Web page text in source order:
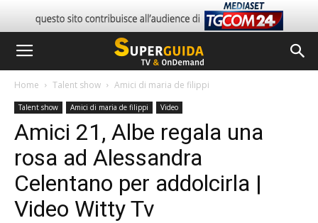
Home Talent show Amici di maria de filippi
Talent show Amici di maria de filippi Video
Amici 21, Albe regala una
rosa ad Alessandra
Celentano per addolcirla |
Video Witty Tv